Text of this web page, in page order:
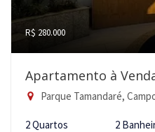
R$ 280.000
Apartamento à
Parque Tamandaré,
2 Quartos 2